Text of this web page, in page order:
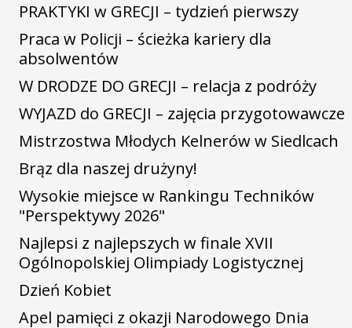
PRAKTYKI w GRECJI – tydzień pierwszy
Praca w Policji – ścieżka kariery dla
absolwentów
W DRODZE DO GRECJI – relacja z podróży
WYJAZD do GRECJI – zajęcia przygotowawcze
Mistrzostwa Młodych Kelnerów w Siedlcach
Brąz dla naszej drużyny!
Wysokie miejsce w Rankingu Techników
"Perspektywy 2026"
Najlepsi z najlepszych w finale XVII
Ogólnopolskiej Olimpiady Logistycznej
Dzień Kobiet
Apel pamięci z okazji Narodowego Dnia